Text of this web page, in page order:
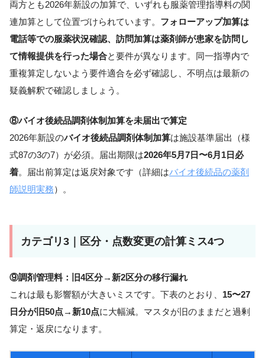
両方とも2026年新設の加算で、いずれも服薬管理指導料の関
連加算として位置づけられています。 フォローアップ加算は
電話等での服薬状況確認、訪問加算は薬剤師が患家を訪問し
て情報提供を行った場合と要件が異なります。同一指導内で
重複算定しないよう要件適合を必ず確認し、不明点は最新の
疑義解釈で確認しましょう。
⑧バイオ後続品調剤体制加算を未届出で算定
2026年新設のバイオ後続品調剤体制加算は施設基準届出（様
式87の3の7）が必須。届出期限は2026年5月7日〜6月1日必
着。届出前算定は返戻対象です（詳細はバイオ後続品の薬剤
師説明実務）。
カテゴリ3｜区分・点数変更の計算ミス4つ
⑨調剤管理料：旧4区分→新2区分の移行漏れ
これは最も影響額が大きいミスです。下表のとおり、 15〜27
日分が旧50点→新10点に大幅減。マスタが旧のままだと過剰
算定・返戻になります。